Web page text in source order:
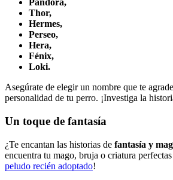
Pandora,
Thor,
Hermes,
Perseo,
Hera,
Fénix,
Loki.
Asegúrate de elegir un nombre que te
personalidad de tu perro. ¡Investiga la
Un toque de fantasía
¿Te encantan las historias de fantasía y
encuentra tu mago, bruja o criatura
peludo recién adoptado!